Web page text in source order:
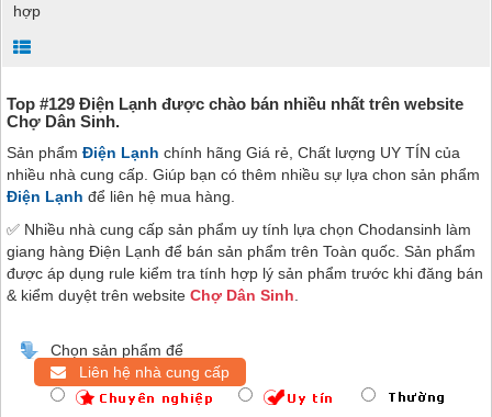
hợp
Top #129 Điện Lạnh được chào bán nhiều nhất trên website
Chợ Dân Sinh.
Sản phẩm Điện Lạnh chính hãng Giá rẻ, Chất lượng UY TÍN của
nhiều nhà cung cấp. Giúp bạn có thêm nhiều sự lựa chon sản phẩm
Điện Lạnh để liên hệ mua hàng.
✅ Nhiều nhà cung cấp sản phẩm uy tính lựa chọn Chodansinh làm
giang hàng Điện Lạnh để bán sản phẩm trên Toàn quốc. Sản phẩm
được áp dụng rule kiểm tra tính hợp lý sản phẩm trước khi đăng bán
& kiểm duyệt trên website Chợ Dân Sinh
Chọn sản phẩm để
Liên hệ nhà cung cấp